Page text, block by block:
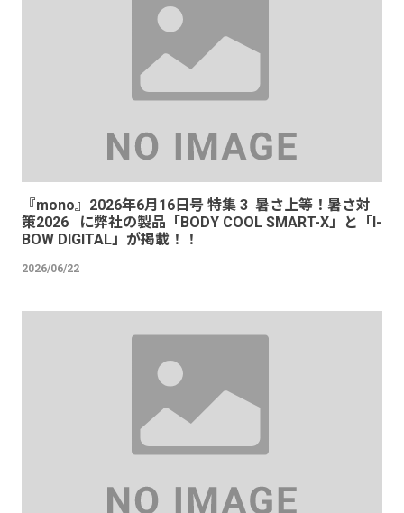
『mono』2026年6月16日号 特集 3 暑さ上等！暑さ対
策2026 に弊社の製品「BODY COOL SMART-X」と「I-
BOW DIGITAL」が掲載！！
2026/06/22